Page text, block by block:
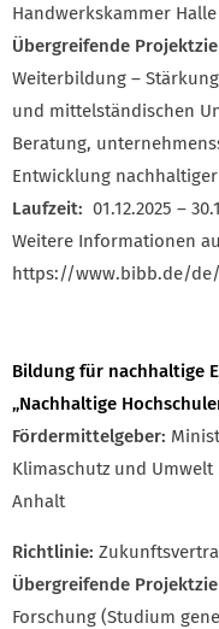
Handwerkskammer Halle
Übergreifende
Weiterbildung –
und mittelständischen
Beratung,
Entwicklung
Laufzeit: 01.12.2025 –
Weitere Informationen
https://www.bibb.de/de/
Bildung für nachhaltige
„Nachhaltige
Fördermittelgeber:
Klimaschutz und Umwelt
Anhalt
Richtlinie:
Übergreifende
Forschung (Studium